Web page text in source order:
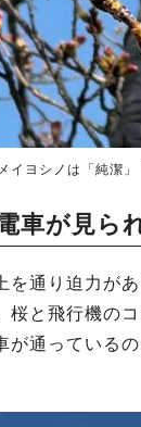
イヨシノは「純潔
車が見ら
を通り迫力があ
桜と飛行機の
が通っている